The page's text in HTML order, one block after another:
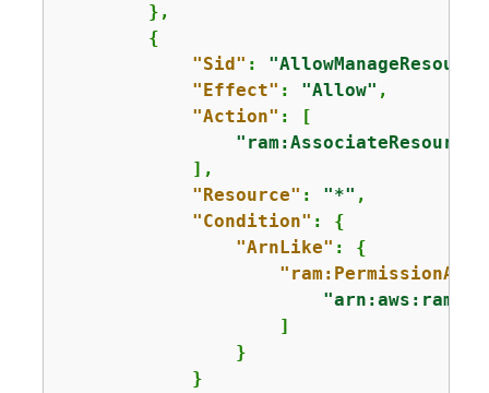
        },
{
"Sid" :
"Effect" : "Allow" ,
"Action" : [
            ],
"Resource" : "*" ,
"Condition" : {
"ArnLike" : {
"ram:PermissionArn"
                    ]
                }
            }